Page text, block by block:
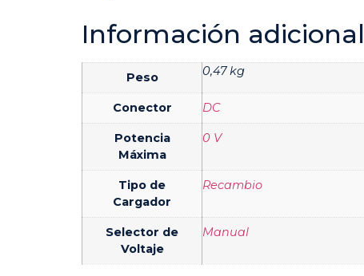
Información adicional
Peso 0,47 kg
Conector DC
Potencia
Máxima
0 V
Tipo de
Cargador
Recambio
Selector de
Voltaje
Manual